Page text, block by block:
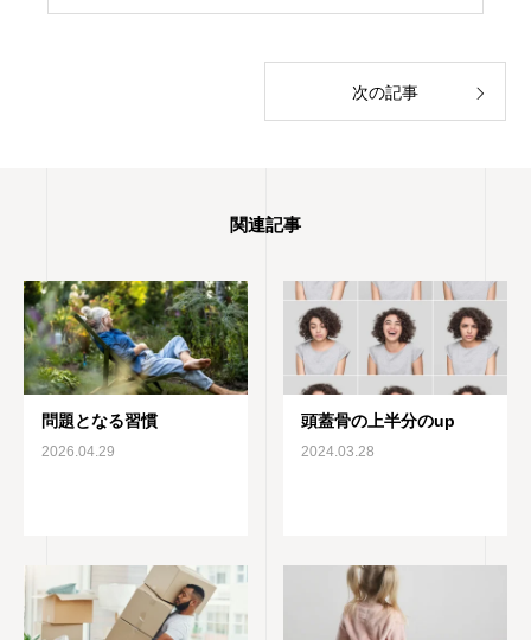
まれ 1児の母
次の記事
関連記事
問題となる習慣
2026.04.29
頭蓋骨の上半分のup
2024.03.28